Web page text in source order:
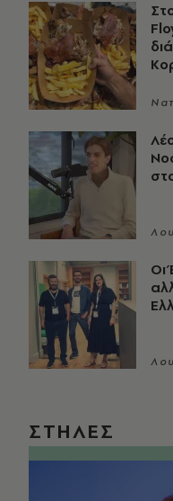
Οι
ΣΤΗΛΕΣ